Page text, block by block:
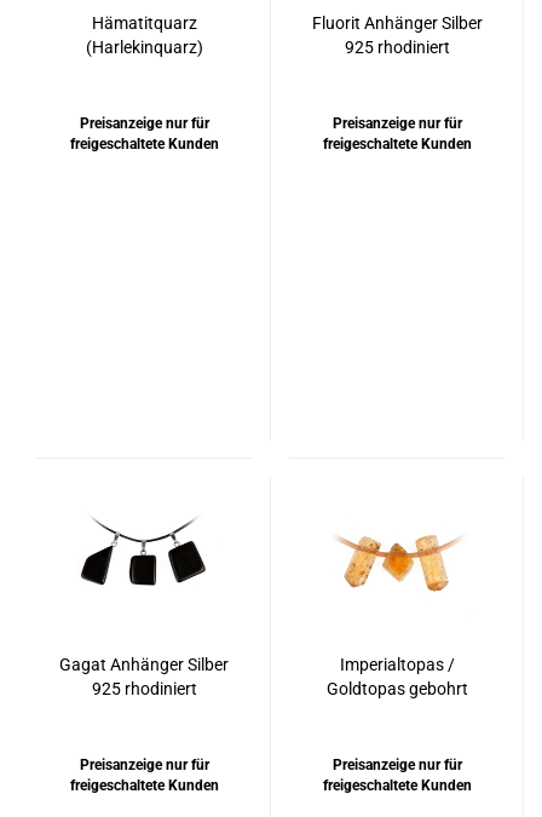
Hämatitquarz
(Harlekinquarz)
Preisanzeige nur für
freigeschaltete Kunden
Fluorit Anhänger Silber
925 rhodiniert
Preisanzeige nur für
freigeschaltete Kunden
Gagat Anhänger Silber
925 rhodiniert
Preisanzeige nur für
freigeschaltete Kunden
Imperialtopas /
Goldtopas gebohrt
Preisanzeige nur für
freigeschaltete Kunden